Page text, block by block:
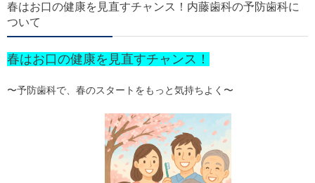
春はお口の健康を見直すチャンス！内藤歯科の予防歯科に
ついて
春はお口の健康を見直すチャンス！
〜予防歯科で、春のスタートをもっと気持ちよく〜